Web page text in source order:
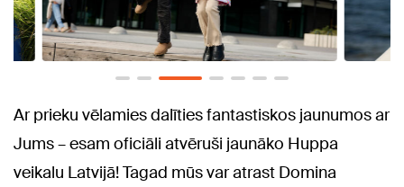
Ar prieku vēlamies dalīties fantastiskos jaunumos ar
Jums – esam oficiāli atvēruši jaunāko Huppa
veikalu Latvijā! Tagad mūs var atrast Domina